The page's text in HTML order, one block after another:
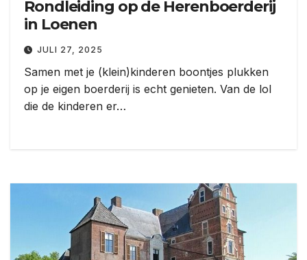
Rondleiding op de Herenboerderij
in Loenen
JULI 27, 2025
Samen met je (klein)kinderen boontjes plukken
op je eigen boerderij is echt genieten. Van de lol
die de kinderen er…